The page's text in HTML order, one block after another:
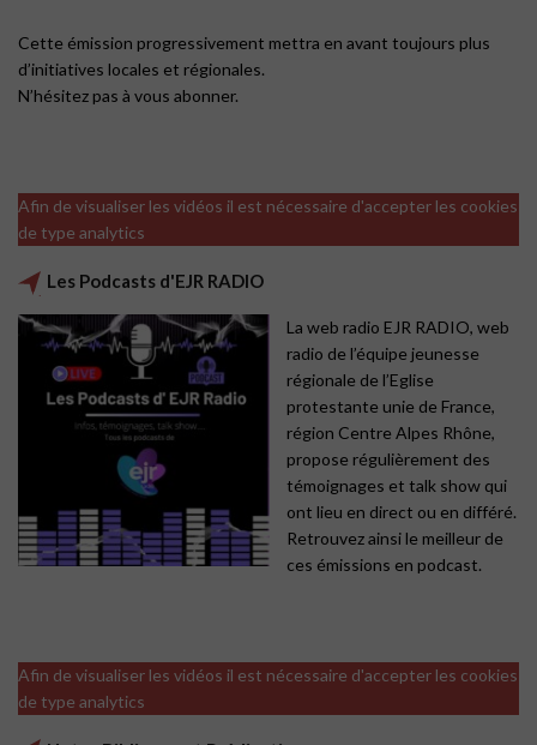
Cette émission progressivement mettra en avant toujours plus
d’initiatives locales et régionales.
N’hésitez pas à vous abonner.
Afin de visualiser les vidéos il est nécessaire d'accepter les cookies
de type analytics
Les Podcasts d'EJR RADIO
La web radio EJR RADIO, web
radio de l’équipe jeunesse
régionale de l’Eglise
protestante unie de France,
région Centre Alpes Rhône,
propose régulièrement des
témoignages et talk show qui
ont lieu en direct ou en différé.
Retrouvez ainsi le meilleur de
ces émissions en podcast.
Afin de visualiser les vidéos il est nécessaire d'accepter les cookies
de type analytics